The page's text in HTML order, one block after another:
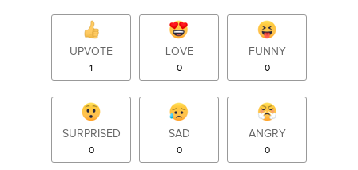
UPVOTE
1
LOVE
0
FUNNY
0
SURPRISED
0
SAD
0
ANGRY
0